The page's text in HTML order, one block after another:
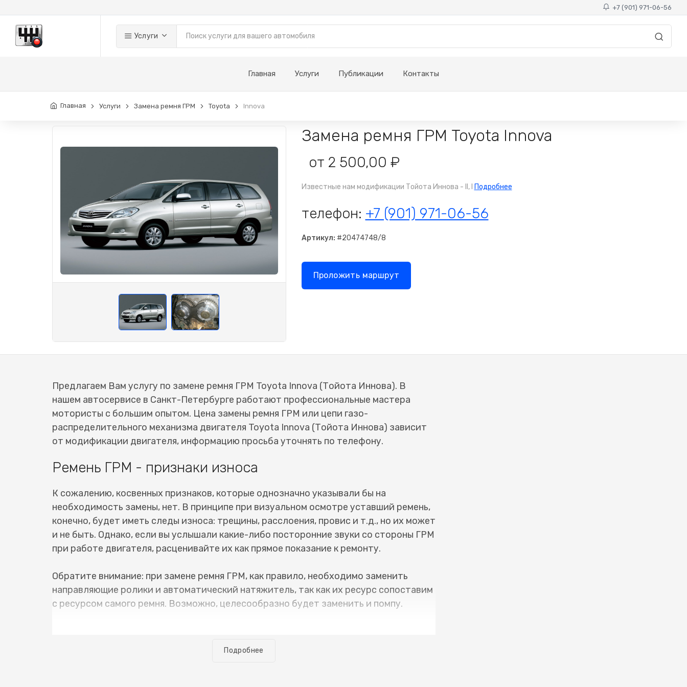
+7 (901) 971-06-56
Услуги
Главная Услуги Публикации Контакты
Главная Услуги Замена ремня ГРМ Toyota Innova
Замена ремня ГРМ Toyota Innova
от 2 500,00 ₽
Известные нам модификации Тойота Иннова - II, I Подробнее
телефон: +7 (901) 971-06-56
Артикул: #20474748/8
Проложить маршрут
Предлагаем Вам услугу по замене ремня ГРМ Toyota Innova (Тойота Иннова). В
нашем автосервисе в Санкт-Петербурге работают профессиональные мастера
мотористы с большим опытом. Цена замены ремня ГРМ или цепи газо-
распределительного механизма двигателя Toyota Innova (Тойота Иннова) зависит
от модификации двигателя, информацию просьба уточнять по телефону.
Ремень ГРМ - признаки износа
К сожалению, косвенных признаков, которые однозначно указывали бы на
необходимость замены, нет. В принципе при визуальном осмотре уставший ремень,
конечно, будет иметь следы износа: трещины, расслоения, провис и т.д., но их может
и не быть. Однако, если вы услышали какие-либо посторонние звуки со стороны ГРМ
при работе двигателя, расценивайте их как прямое показание к ремонту.
Обратите внимание: при замене ремня ГРМ, как правило, необходимо заменить
направляющие ролики и автоматический натяжитель, так как их ресурс сопоставим
с ресурсом самого ремня. Возможно, целесообразно будет заменить и помпу.
ГРМ Toyota Innova (Тойота Иннова) не занимает много времени. Обычно автомобиль
Подробнее